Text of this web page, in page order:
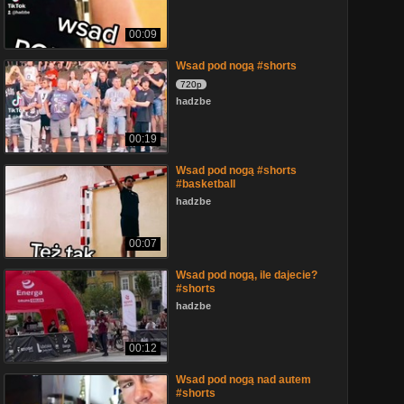
00:09
00:19
Wsad pod nogą #shorts
720p
hadzbe
00:07
Wsad pod nogą #shorts
#basketball
hadzbe
00:12
Wsad pod nogą, ile dajecie?
#shorts
hadzbe
Wsad pod nogą nad autem
#shorts